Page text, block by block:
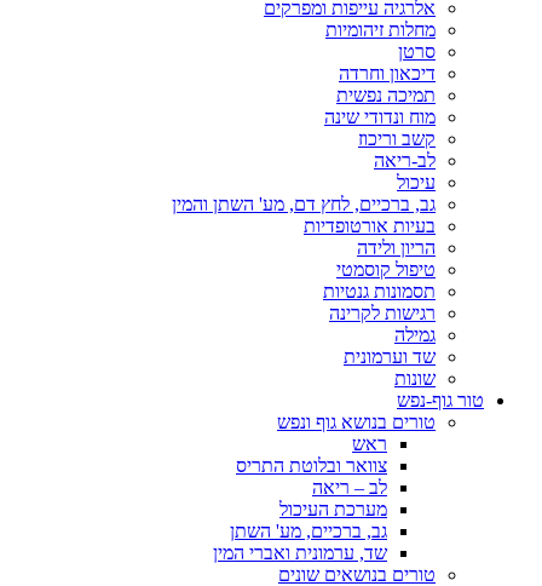
אלרגיה עייפות ומפרקים
מחלות זיהומיות
סרטן
דיכאון וחרדה
תמיכה נפשית
מוח ונדודי שינה
קשב וריכוז
לב-ריאה
עיכול
גב, ברכיים, לחץ דם, מע' השתן והמין
בעיות אורטופדיות
הריון ולידה
טיפול קוסמטי
תסמונות גנטיות
רגישות לקרינה
גמילה
שד וערמונית
שונות
טור גוף-נפש
טורים בנושא גוף ונפש
ראש
צוואר ובלוטת התריס
לב – ריאה
מערכת העיכול
גב, ברכיים, מע' השתן
שד, ערמונית ואברי המין
טורים בנושאים שונים